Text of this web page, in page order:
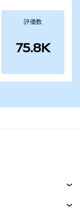
評価数
75.8K